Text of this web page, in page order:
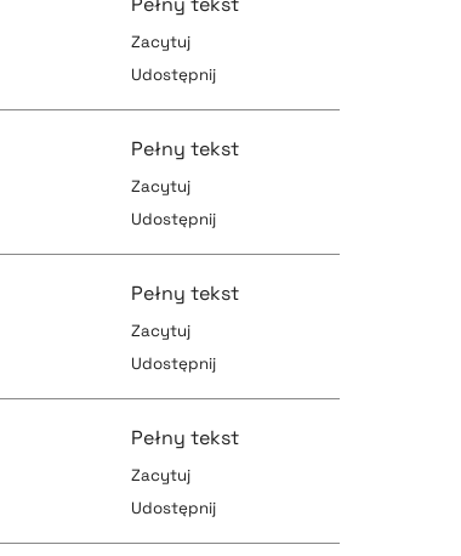
pobierz cytat
Zacytuj
Udostępnij
pobierz cytat
Pełny tekst
Zacytuj
Udostępnij
pobierz cytat
Pełny tekst
Zacytuj
Udostępnij
pobierz cytat
Pełny tekst
Zacytuj
Udostępnij